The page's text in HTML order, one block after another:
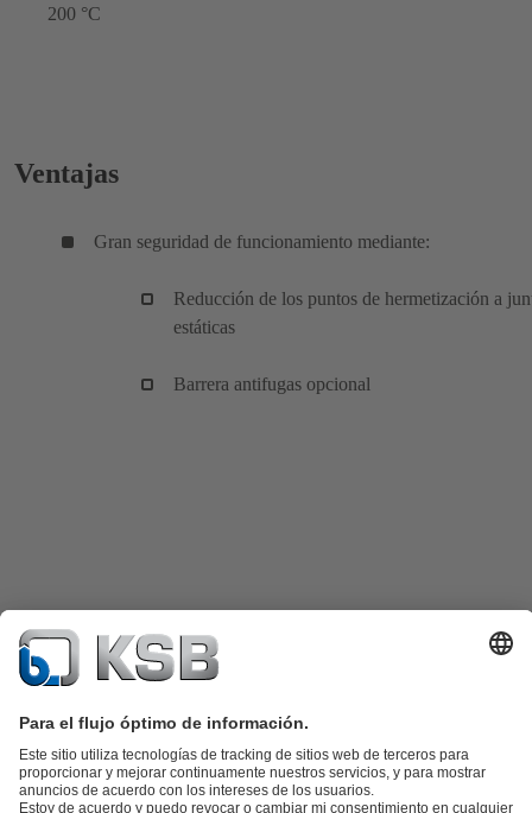
200 °C
Ventajas
Gran seguridad de funcionamiento mediante:
Reducción de los puntos de hermetización a
estáticas
Barrera antifugas opcional